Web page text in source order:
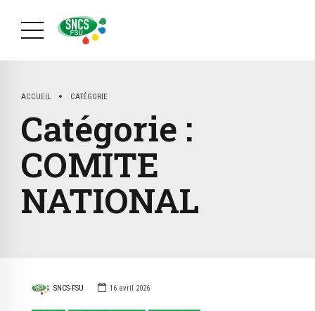
ACCUEIL CATÉGORIE
Catégorie :
COMITE
NATIONAL
SNCS-FSU 16 avril 2026